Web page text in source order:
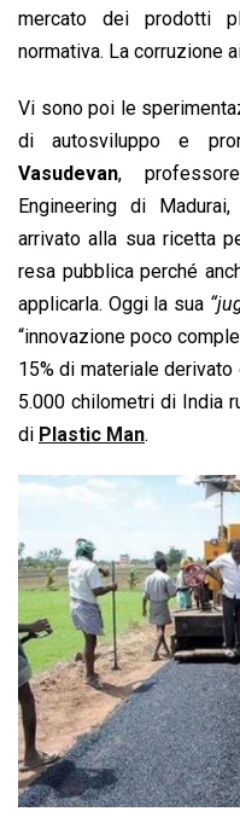
mercato dei prodotti
normativa. La corruzione
Vi sono poi le
di autosviluppo e
Vasudevan,
Engineering di
arrivato alla sua ricetta
resa pubblica perché
applicarla. Oggi la sua
“innovazione poco
15% di materiale
5.000 chilometri di India
di Plastic Man.